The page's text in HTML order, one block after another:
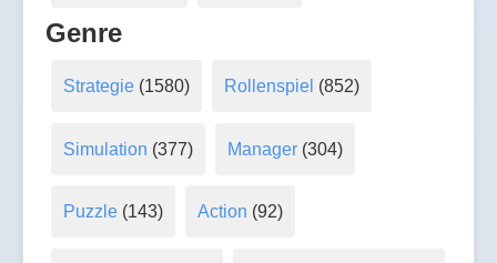
Genre
Strategie(1580) Rollenspiel (852)
Simulation (377) Manager (304)
Puzzle(143) Action (92)